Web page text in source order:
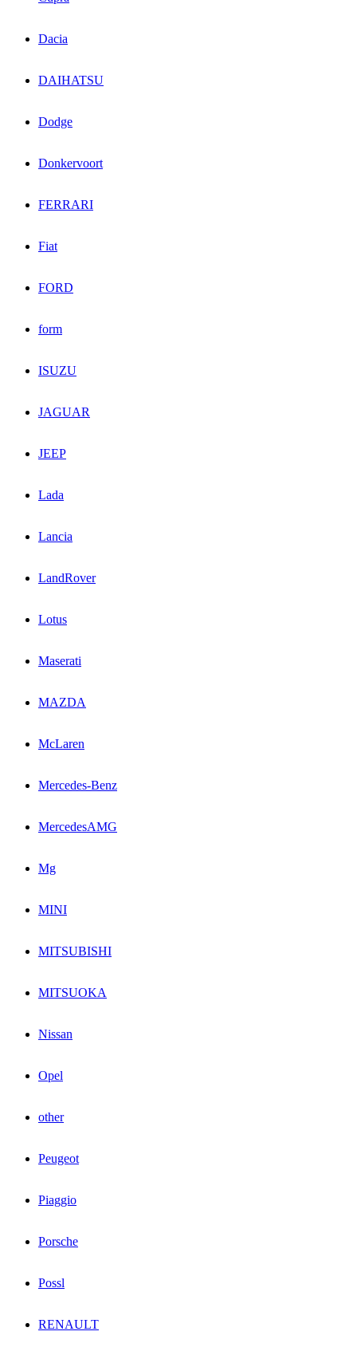
Dacia
DAIHATSU
Dodge
Donkervoort
FERRARI
Fiat
FORD
form
ISUZU
JAGUAR
JEEP
Lada
Lancia
LandRover
Lotus
Maserati
MAZDA
McLaren
Mercedes-Benz
MercedesAMG
Mg
MINI
MITSUBISHI
MITSUOKA
Nissan
Opel
other
Peugeot
Piaggio
Porsche
Possl
RENAULT